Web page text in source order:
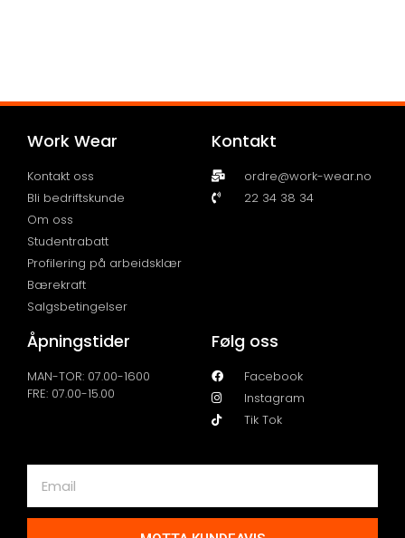
Work Wear
Kontakt oss
Bli bedriftskunde
Om oss
Studentrabatt
Profilering på arbeidsklær
Bærekraft
Salgsbetingelser
Kontakt
ordre@work-wear.no
22 34 38 34
Åpningstider
MAN-TOR: 07.00-1600
FRE: 07.00-15.00
Følg oss
Facebook
Instagram
Tik Tok